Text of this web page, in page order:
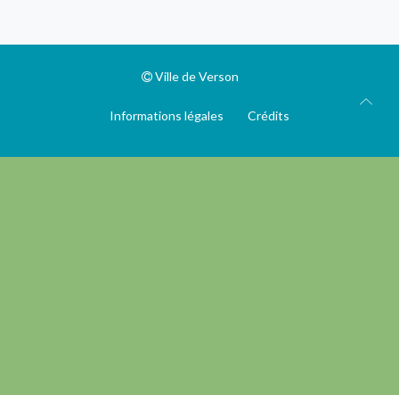
Ville de Verson
Informations légales Crédits